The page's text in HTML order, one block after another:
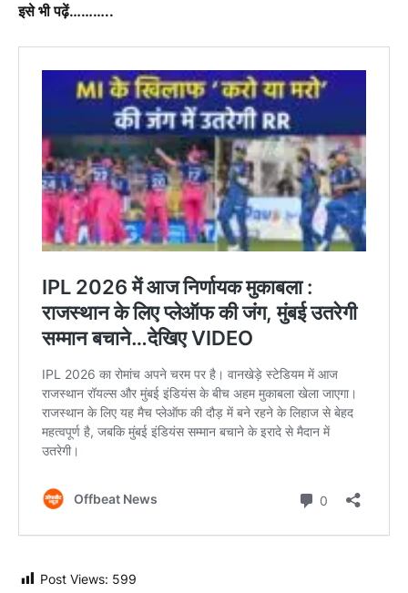
इसे भी पढ़ें………..
Post Views: 599